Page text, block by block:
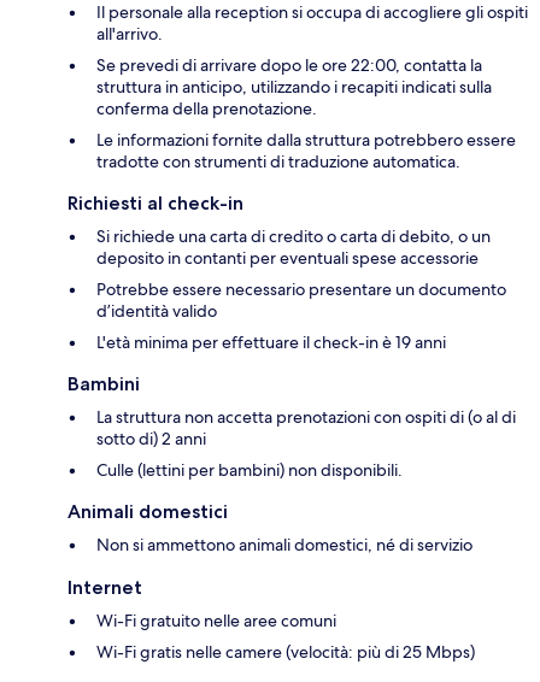
Il personale alla reception si occupa di accogliere gli ospiti
all'arrivo.
Se prevedi di arrivare dopo le ore 22:00, contatta la
struttura in anticipo, utilizzando i recapiti indicati sulla
conferma della prenotazione.
Le informazioni fornite dalla struttura potrebbero essere
tradotte con strumenti di traduzione automatica.
Richiesti al check-in
Si richiede una carta di credito o carta di debito, o un
deposito in contanti per eventuali spese accessorie
Potrebbe essere necessario presentare un documento
d’identità valido
L'età minima per effettuare il check-in è 19 anni
Bambini
La struttura non accetta prenotazioni con ospiti di (o al di
sotto di) 2 anni
Culle (lettini per bambini) non disponibili.
Animali domestici
Non si ammettono animali domestici, né di servizio
Internet
Wi-Fi gratuito nelle aree comuni
Wi-Fi gratis nelle camere (velocità: più di 25 Mbps)